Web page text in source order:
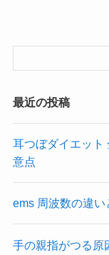
最近の投稿
耳つぼダイエット
意点
ems 周波数の違
手の親指がつる原